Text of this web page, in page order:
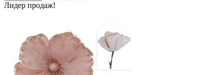
Лидер продаж!